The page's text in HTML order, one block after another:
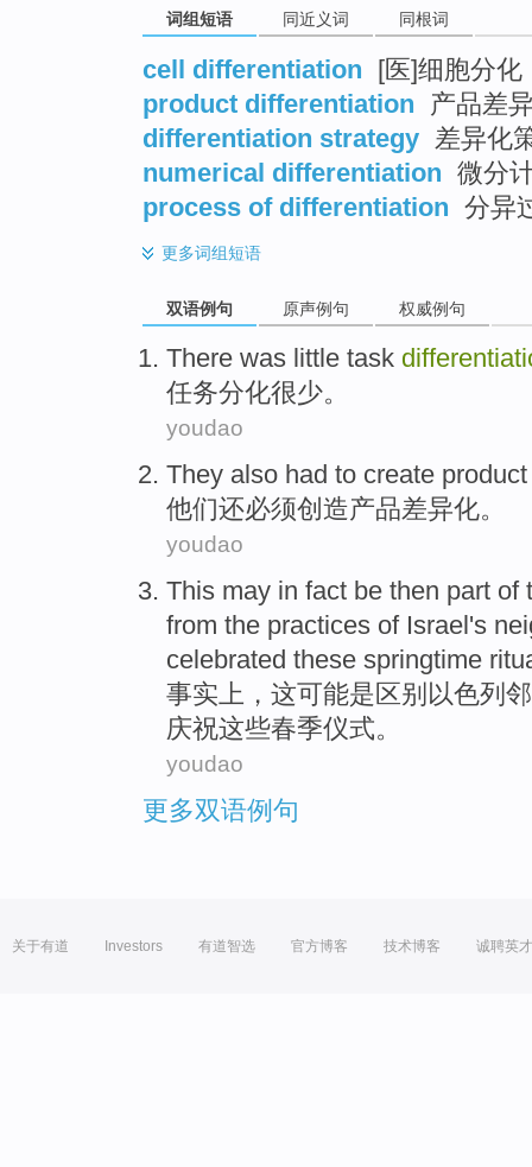
词组短语 同近义词 同根词
cell differentiation [医]细胞分化
product differentiation
产品差
differentiation strategy 差异化
numerical differentiation 微分
process of differentiation 分异
更多词组短语
双语例句 原声例句 权威例句
There was little task
任务分化很少。
youdao
They also had to create product
他们还必须创造产品差异化。
youdao
This may in fact be then part of
from the practices of Israel's
celebrated these springtime
事实上 ， 这可能是 区别 以色列
庆祝这些春季仪式。
youdao
更多双语例句
关于有道 Investors 有道智选 官方博客 技术博客 诚聘英才